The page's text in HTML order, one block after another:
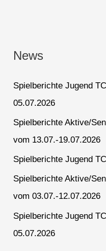
News
Spielberichte Jugend
05.07.2026
Spielberichte Aktive/
vom 13.07.-19.07.2026
Spielberichte Jugend
Spielberichte Aktive/
vom 03.07.-12.07.2026
Spielberichte Jugend
05.07.2026